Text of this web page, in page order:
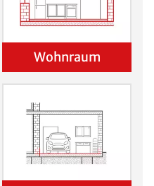
Wohnraum